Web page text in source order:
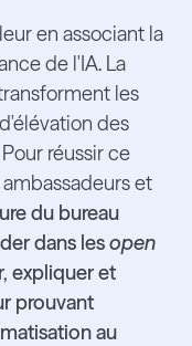
en associant la
de l'IA. La
les
des
réussir ce
et
du bureau
dans lesopen
expliquer et
prouvant
au